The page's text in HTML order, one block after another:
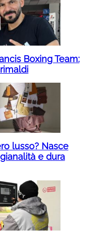
Boxing Team:
lusso? Nasce
e dura